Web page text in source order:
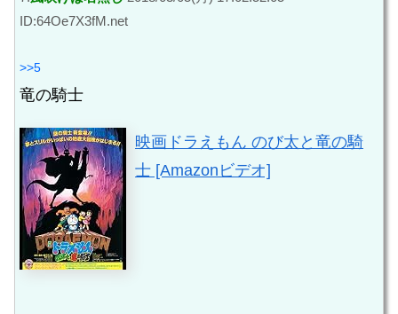
ID:64Oe7X3fM.net
>>5
竜の騎士
映画ドラえもん のび太と竜の騎
士 [Amazonビデオ]